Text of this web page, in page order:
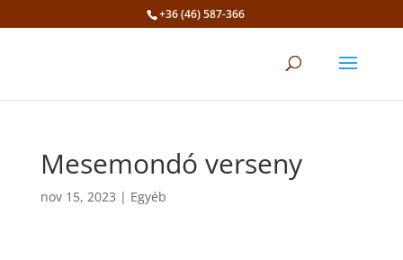
+36 (46) 587-366
Mesemondó verseny
nov 15, 2023 | Egyéb